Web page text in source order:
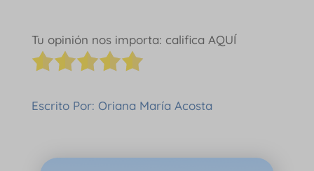
Tu opinión nos importa: califica AQUÍ
Escrito Por: Oriana María Acosta